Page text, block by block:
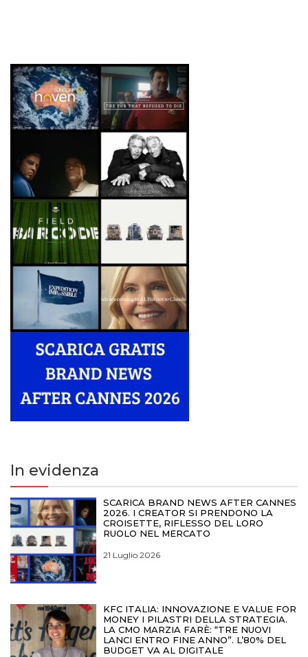
TREND
CASE HISTORY
In evidenza
SCARICA BRAND NEWS AFTER CANNES
2026. I CREATOR SI PRENDONO LA
CROISETTE, RIFLESSO DEL LORO
RUOLO NEL MERCATO
21 Luglio 2026
KFC ITALIA: INNOVAZIONE E VALUE FOR
MONEY I PILASTRI DELLA STRATEGIA.
LA CMO MARZIA FARÈ: “TRE NUOVI
LANCI ENTRO FINE ANNO”. L’80% DEL
BUDGET VA AL DIGITALE